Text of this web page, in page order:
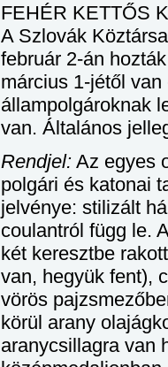
FEHÉR KETTŐS
A Szlovák
február 2-án
március 1-jétől
állampolgároknak
van. Általános
Rendjel: Az egyes
polgári és katonai
jelvénye: stilizált
coulantról függ le.
két keresztbe
van, hegyük fent),
vörös
körül arany
aranycsillagra van